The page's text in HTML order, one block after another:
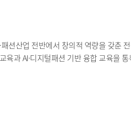
션산업 전반에서 창의적 역량을 갖춘
육과 AI·디지털패션 기반 융합 교육을